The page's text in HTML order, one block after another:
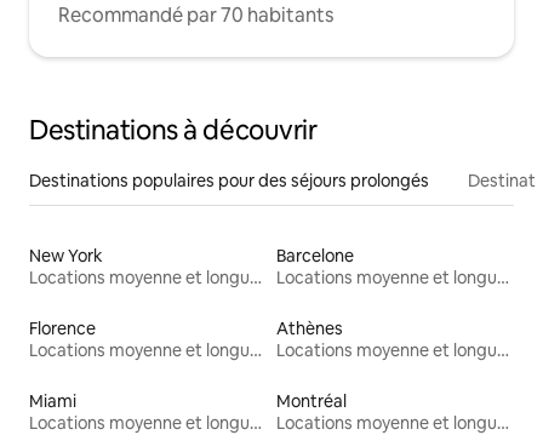
Recommandé par 70 habitants
Destinations à découvrir
Destinations populaires pour des séjours prolongés
New York
Locations moyenne et longue durée
Barcelone
Locations moyenne et longue durée
Florence
Locations moyenne et longue durée
Athènes
Locations moyenne et longue durée
Miami
Locations moyenne et longue durée
Montréal
Locations moyenne et longue durée